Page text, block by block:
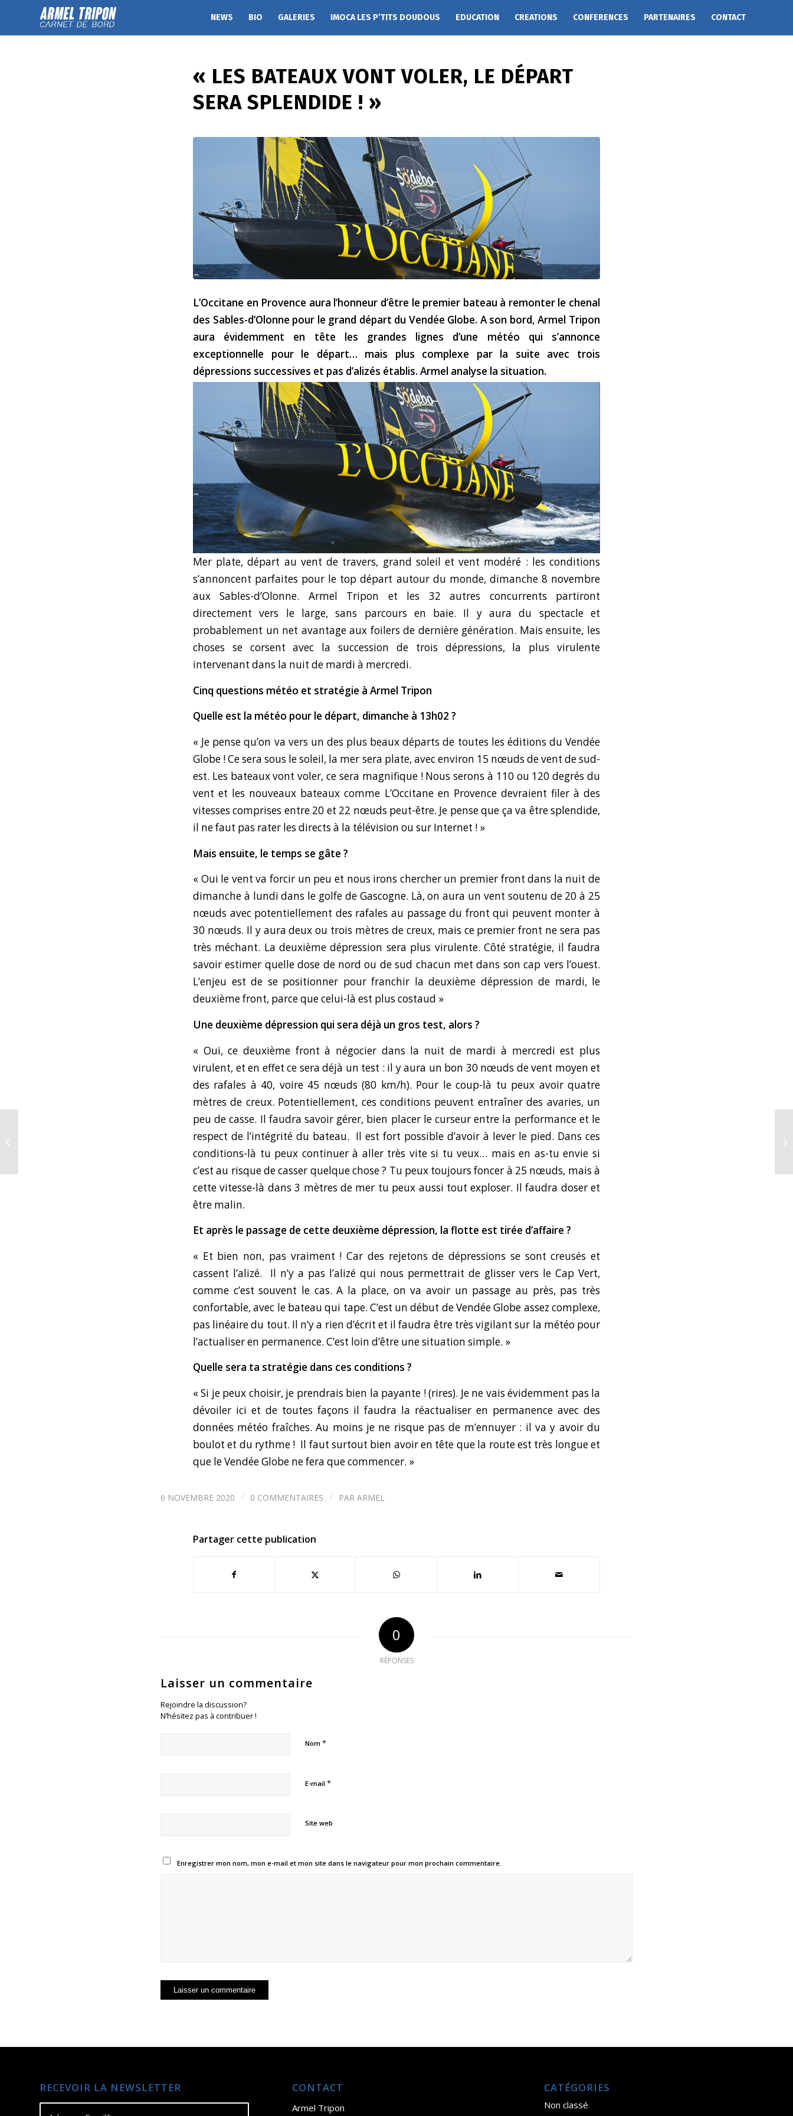
NEWS BIO GALERIES IMOCA LES P’TITS DOUDOUS EDUCATION CREATIONS CONFERENCES PARTENAIRES CONTACT
« LES BATEAUX VONT VOLER, LE DÉPART
SERA SPLENDIDE ! »
L’Occitane en Provence aura l’honneur d’être le premier bateau à remonter le chenal
des Sables-d’Olonne pour le grand départ du Vendée Globe. A son bord, Armel Tripon
aura évidemment en tête les grandes lignes d’une météo qui s’annonce
exceptionnelle pour le départ… mais plus complexe par la suite avec trois
dépressions successives et pas d’alizés établis. Armel analyse la situation.
Mer plate, départ au vent de travers, grand soleil et vent modéré : les conditions
s’annoncent parfaites pour le top départ autour du monde, dimanche 8 novembre
aux Sables-d’Olonne. Armel Tripon et les 32 autres concurrents partiront
directement vers le large, sans parcours en baie. Il y aura du spectacle et
probablement un net avantage aux foilers de dernière génération. Mais ensuite, les
choses se corsent avec la succession de trois dépressions, la plus virulente
intervenant dans la nuit de mardi à mercredi.
Cinq questions météo et stratégie à Armel Tripon
Quelle est la météo pour le départ, dimanche à 13h02 ?
« Je pense qu’on va vers un des plus beaux départs de toutes les éditions du Vendée
Globe ! Ce sera sous le soleil, la mer sera plate, avec environ 15 nœuds de vent de sud-
est. Les bateaux vont voler, ce sera magnifique ! Nous serons à 110 ou 120 degrés du
vent et les nouveaux bateaux comme L’Occitane en Provence devraient filer à des
vitesses comprises entre 20 et 22 nœuds peut-être. Je pense que ça va être splendide,
il ne faut pas rater les directs à la télévision ou sur Internet ! »
Mais ensuite, le temps se gâte ?
« Oui le vent va forcir un peu et nous irons chercher un premier front dans la nuit de
dimanche à lundi dans le golfe de Gascogne. Là, on aura un vent soutenu de 20 à 25
nœuds avec potentiellement des rafales au passage du front qui peuvent monter à
30 nœuds. Il y aura deux ou trois mètres de creux, mais ce premier front ne sera pas
très méchant. La deuxième dépression sera plus virulente. Côté stratégie, il faudra
savoir estimer quelle dose de nord ou de sud chacun met dans son cap vers l’ouest.
L’enjeu est de se positionner pour franchir la deuxième dépression de mardi, le
deuxième front, parce que celui-là est plus costaud »
Une deuxième dépression qui sera déjà un gros test, alors ?
« Oui, ce deuxième front à négocier dans la nuit de mardi à mercredi est plus
virulent, et en effet ce sera déjà un test : il y aura un bon 30 nœuds de vent moyen et
des rafales à 40, voire 45 nœuds (80 km/h). Pour le coup-là tu peux avoir quatre
mètres de creux. Potentiellement, ces conditions peuvent entraîner des avaries, un
peu de casse. Il faudra savoir gérer, bien placer le curseur entre la performance et le
respect de l’intégrité du bateau. Il est fort possible d’avoir à lever le pied. Dans ces
conditions-là tu peux continuer à aller très vite si tu veux… mais en as-tu envie si
c’est au risque de casser quelque chose ? Tu peux toujours foncer à 25 nœuds, mais à
cette vitesse-là dans 3 mètres de mer tu peux aussi tout exploser. Il faudra doser et
être malin.
Et après le passage de cette deuxième dépression, la flotte est tirée d’affaire ?
« Et bien non, pas vraiment ! Car des rejetons de dépressions se sont creusés et
cassent l’alizé. Il n’y a pas l’alizé qui nous permettrait de glisser vers le Cap Vert,
comme c’est souvent le cas. A la place, on va avoir un passage au près, pas très
confortable, avec le bateau qui tape. C’est un début de Vendée Globe assez complexe,
pas linéaire du tout. Il n’y a rien d’écrit et il faudra être très vigilant sur la météo pour
l’actualiser en permanence. C’est loin d’être une situation simple. »
Quelle sera ta stratégie dans ces conditions ?
« Si je peux choisir, je prendrais bien la payante ! (rires). Je ne vais évidemment pas la
dévoiler ici et de toutes façons il faudra la réactualiser en permanence avec des
données météo fraîches. Au moins je ne risque pas de m’ennuyer : il va y avoir du
boulot et du rythme ! Il faut surtout bien avoir en tête que la route est très longue et
que le Vendée Globe ne fera que commencer. »
6 NOVEMBRE 2020 / 0 COMMENTAIRES / PAR ARMEL
Partager cette publication
0
RÉPONSES
Laisser un commentaire
Rejoindre la discussion?
N’hésitez pas à contribuer !
Nom *
E-mail *
Site web
Enregistrer mon nom, mon e-mail et mon site dans le navigateur pour mon prochain commentaire.
RECEVOIR LA NEWSLETTER CONTACT
Armel Tripon
CATÉGORIES
Non classé